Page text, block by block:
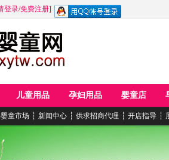
登录/免费注册]
儿童用品 孕妇用品 婴童店
童市场 ┆ 新闻中心 ┆ 供求招商代理 ┆ 开店指导 ┆